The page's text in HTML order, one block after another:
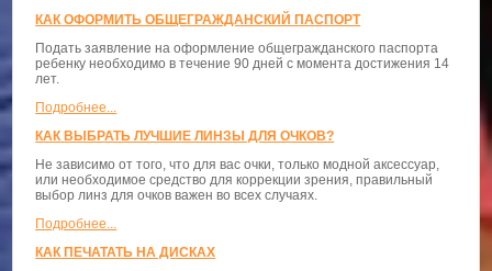
КАК ОФОРМИТЬ ОБЩЕГРАЖДАНСКИЙ ПАСПОРТ
Подать заявление на оформление общегражданского паспорта
ребенку необходимо в течение 90 дней с момента достижения 14
лет.
Подробнее...
КАК ВЫБРАТЬ ЛУЧШИЕ ЛИНЗЫ ДЛЯ ОЧКОВ?
Не зависимо от того, что для вас очки, только модной аксессуар,
или необходимое средство для коррекции зрения, правильный
выбор линз для очков важен во всех случаях.
Подробнее...
КАК ПЕЧАТАТЬ НА ДИСКАХ